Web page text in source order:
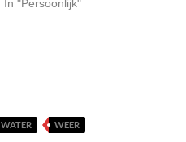
In "Persoonlijk"
WATER WEER